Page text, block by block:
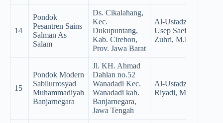
14
Pondok
Pesantren Sains
Salman As
Salam
Ds. Cikalahang,
Kec.
Dukupuntang,
Kab. Cirebon,
Prov. Jawa Barat
Al-Ustadz Dr. KH.
Usep Saefuddin
Zuhri, M.Pd.I
15
Pondok Modern
Sabilurrosyad
Muhammadiyah
Banjarnegara
Jl. KH. Ahmad
Dahlan no.52
Wanadadi Kec.
Wanadadi kab.
Banjarnegara,
Jawa Tengah
Al-Ustadz Arif
Riyadi, M.Pd